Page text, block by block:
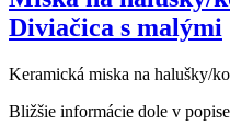
Diviačica s malými
Keramická miska na halušky/
Bližšie informácie dole v